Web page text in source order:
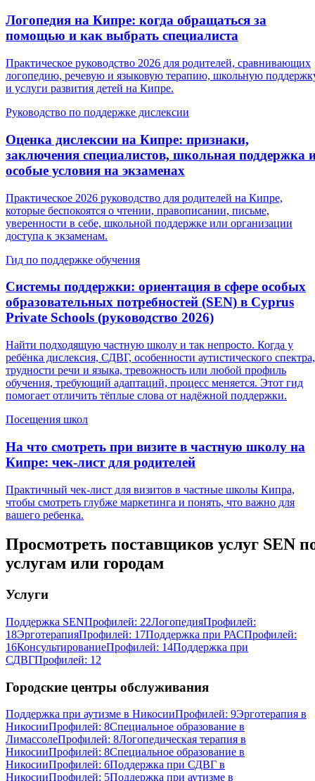
Логопедия на Кипре: когда обращаться за
помощью и как выбрать специалиста
Практическое руководство 2026 для родителей, сравнивающих
логопедию, речевую и языковую терапию, школьную
и услуги развития детей на Кипре.
Руководство по поддержке дислексии
Оценка дислексии на Кипре: признаки,
заключения специалистов, школьная поддержка
особые условия на экзаменах
Практическое 2026 руководство для родителей на Кипре,
которые беспокоятся о чтении, правописании, письме,
уверенности в себе, школьной поддержке или организации
доступа к экзаменам.
Гид по поддержке обучения
Системы поддержки: ориентация в сфере особых
образовательных потребностей (SEN) в Cyprus
Private Schools (руководство 2026)
Найти подходящую частную школу и так непросто. Когда у
ребёнка дислексия, СДВГ, особенности аутистического спектра,
трудности речи и языка, тревожность или любой профиль
обучения, требующий адаптаций, процесс меняется. Этот гид
помогает отличить тёплые слова от надёжной поддержки.
Посещения школ
На что смотреть при визите в частную школу на
Кипре: чек-лист для родителей
Практичный чек-лист для визитов в частные школы Кипра,
чтобы смотреть глубже маркетинга и понять, что важно для
вашего ребенка.
Просмотреть поставщиков услуг SEN
услугам или городам
Услуги
Поддержка SENПрофилей: 22ЛогопедияПрофилей:
18ЭрготерапияПрофилей: 17Поддержка при РАСПрофилей:
16КонсультированиеПрофилей: 14Поддержка при
СДВГПрофилей: 12
Городские центры обслуживания
Поддержка при аутизме в НикосииПрофилей: 9Эрготерапия в
НикосииПрофилей: 8Специальное образование в
ЛимассолеПрофилей: 8Логопедическая терапия в
НикосииПрофилей: 8Специальное образование в
НикосииПрофилей: 6Поддержка при СДВГ в
НикосииПрофилей: 5Поддержка при аутизме в